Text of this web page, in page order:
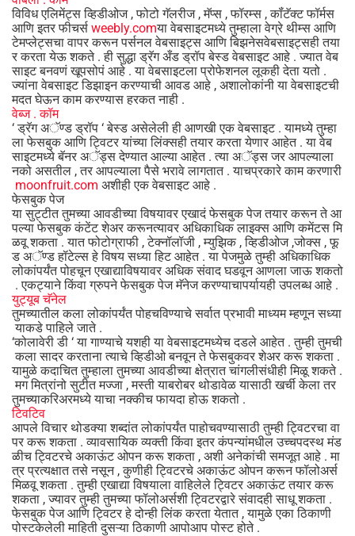
विविध एलिमेंट्स व्हिडीओज , फोटो गॅलरीज , मॅप्स , फॉरम्स , कॉंटॅक्ट फॉर्मस
आणि इतर फीचर्स weebly.comया वेबसाइटमध्ये तुम्हाला वेग्रे थीम्स आणि
टेमप्लेट्सचा वापर करून पर्सनल वेबसाइट्स आणि बिझनेसवेबसाइट्सही तया
र करता येऊ शकते . ही सुद्धा ड्रॅग अँड ड्रॉप बेस्ड वेबसाइट आहे . ज्यात वेब
साइट बनवणं खूपसोपं आहे . या वेबसाइटला प्रोफेशनल लूकही देता यतो .
ज्यांना वेबसाइट डिझाइन करण्याची आवड आहे , अशालोकांनी या वेबसाइटची
मदत घेऊन काम करण्यास हरकत नाही .
वेब्ज .कॉम
‘ ड्रॅग अॅण्ड ड्रॉप ‘ बेस्ड असेलेली ही आणखी एक वेबसाइट . यामध्ये तुम्हा
ला फेसबुक आणि ट्विटर यांच्या लिंक्सही तयार करता येणार आहेत . या वेब
साइटमध्ये बॅनर अॅड्स देण्यात आल्या आहेत . त्या अॅड्स जर आपल्याला
नको असतील , तर आपल्याला पैसे भरावे लागतात . याचप्रकारे काम करणारी
moonfruit.com अशीही एक वेबसाइट आहे .
फेसबुक पेज
या सुट्टीत तुमच्या आवडीच्या विषयावर एखादं फेसबुक पेज तयार करून ते आ
पल्या फेसबुक कंटेंट शेअर करूनत्यावर अधिकाधिक लाइक्स आणि कमेंटस मि
ळवू शकता . यात फोटोग्राफी , टेक्नॉलॉजी , म्युझिक , व्हिडीओज ,जोक्स , फू
ड अॅण्ड हॉटेल्स हे विषय सध्या हिट आहेत . या पेजमुळे तुम्ही अधिकाधिक
लोकांपर्यंत पोहचून एखाद्याविषयावर अधिक संवाद घडवून आणला जाऊ शकतो
. एकट्याने किंवा ग्रुपने फेसबुक पेज मॅनेज करण्याचापर्यायही उपलब्ध आहे .
युट्यूब चॅनेल
तुमच्यातील कला लोकांपर्यंत पोहचविण्याचे सर्वात प्रभावी माध्यम म्हणून सध्या
याकडे पाहिले जाते .
‘कोलावेरी डी ‘ या गाण्याचे यशही या वेबसाइटमध्येच दडले आहेत . तुम्ही तुमची
कला सादर करताना त्याचे व्हिडीओ बनवून ते फेसबुकवर शेअर करू शकता .
यामुळे कदाचित तुम्हाला तुमच्या आवडीच्या क्षेत्रात चांगलीसंधीही मिळू शकते .
मग मित्रांनो सुटीत मज्जा , मस्ती याबरोबर थोडावेळ यासाठी खर्ची केला तर
तुमच्याकरिअरमध्ये याचा नक्कीच फायदा होऊ शकतो .
टिवटिव
आपले विचार थोडक्या शब्दांत लोकांपर्यंत पाहोचवण्यासाठी तुम्ही ट्विटरचा वा
पर करू शकता . व्यावसायिक व्यक्ती किंवा इतर कंपन्यांमधील उच्चपदस्थ मंड
ळीच ट्विटरचे अकाऊंट ओपन करू शकता , अशी अनेकांची समजूत आहे . मा
त्र प्रत्यक्षात तसे नसून , कुणीही ट्विटरचे अकाऊंट ओपन करून फॉलोअर्स
मिळवू शकता . तुम्ही एखाद्या विषयाला वाहिलेले ट्विटर अकाऊंट तयार करू
शकता , ज्यावर तुम्ही तुमच्या फॉलोअर्सशी ट्विटरद्वारे संवादही साधू शकता .
फेसबुक पेज आणि ट्विटर हे दोन्ही लिंक करता येतात , यामुळे एका ठिकाणी
पोस्टकेलेली माहिती दुसऱ्या ठिकाणी आपोआप पोस्ट होते .